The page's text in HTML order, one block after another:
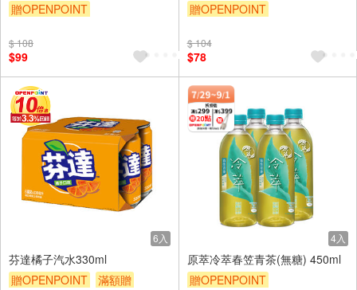
贈OPENPOINT
滿額9折
$ 108
$99
贈OPENPOINT
滿額9折
$ 104
$78
6入
芬達橘子汽水330ml
贈OPENPOINT
滿額贈
4入
原萃冷萃春笠青茶(無糖) 450ml
贈OPENPOINT